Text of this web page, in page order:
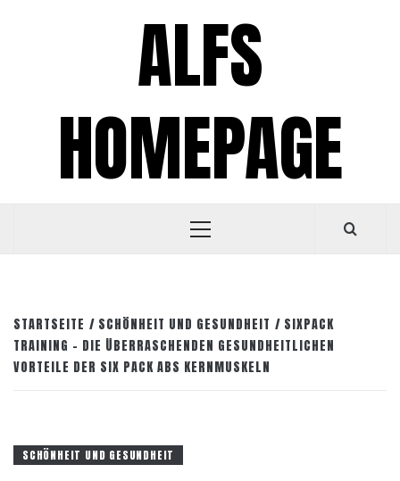
ALFS
HOMEPAGE
Primäres
STARTSEITE SCHÖNHEIT UND GESUNDHEIT
SIXPACK
TRAINING – DIE ÜBERRASCHENDEN GESUNDHEITLICHEN
VORTEILE DER SIX PACK ABS KERNMUSKELN
SCHÖNHEIT UND GESUNDHEIT